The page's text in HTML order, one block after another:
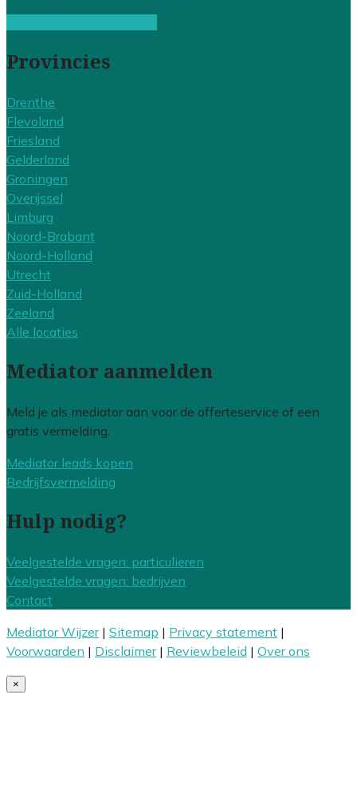
Provincies
Drenthe
Flevoland
Friesland
Gelderland
Groningen
Overijssel
Limburg
Noord-Brabant
Noord-Holland
Utrecht
Zuid-Holland
Zeeland
Alle locaties
Mediator aanmelden
Meld je als mediator aan voor de offerteservice of een
gratis vermelding.
Mediator leads kopen
Bedrijfsvermelding
Hulp nodig?
Veelgestelde vragen: particulieren
Veelgestelde vragen: bedrijven
Contact
Mediator Wijzer| Sitemap | Privacy statement |
Voorwaarden | Disclaimer| Reviewbeleid | Over ons
×